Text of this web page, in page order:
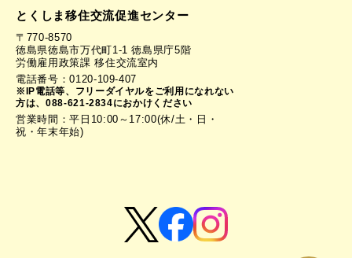
とくしま移住交流促進センター
〒770-8570
徳島県徳島市万代町1-1 徳島県庁5階
労働雇用政策課 移住交流室内
電話番号：0120-109-407
※IP電話等、フリーダイヤルをご利用になれない
方は、088-621-2834におかけください
営業時間：平日10:00～17:00(休/土・日・
祝・年末年始)